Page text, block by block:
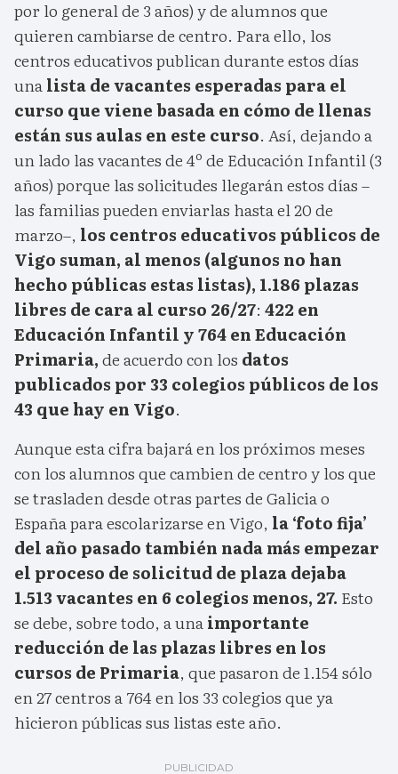
por lo general de 3 años) y de alumnos que
quieren cambiarse de centro. Para ello, los
centros educativos publican durante estos días
unalista de vacantes esperadas para el
curso que viene basada en cómo de llenas
están sus aulas en este curso. Así, dejando a
un lado las vacantes de 4º de Educación Infantil (3
años) porque las solicitudes llegarán estos días –
las familias pueden enviarlas hasta el 20 de
marzo–, los centros educativos públicos de
Vigo suman, al menos (algunos no han
hecho públicas estas listas), 1.186 plazas
libres de cara al curso 26/27: 422 en
Educación Infantil y 764 en Educación
Primaria,de acuerdo con los datos
publicados por 33 colegios públicos de los
43 que hay en Vigo.
Aunque esta cifra bajará en los próximos meses
con los alumnos que cambien de centro y los que
se trasladen desde otras partes de Galicia o
España para escolarizarse en Vigo, la ‘foto fija’
del año pasado también nada más empezar
el proceso de solicitud de plaza dejaba
1.513 vacantes en 6 colegios menos, 27. Esto
se debe, sobre todo, a unaimportante
reducción de las plazas libres en los
cursos de Primaria, que pasaron de 1.154 sólo
en 27 centros a 764 en los 33 colegios que ya
hicieron públicas sus listas este año.